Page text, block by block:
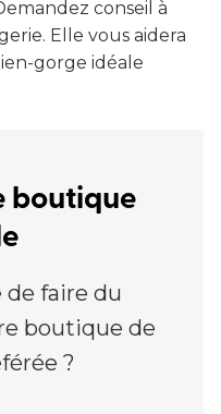
conseil à
Elle vous aidera
gorge idéale
boutique
de faire du
boutique de
?